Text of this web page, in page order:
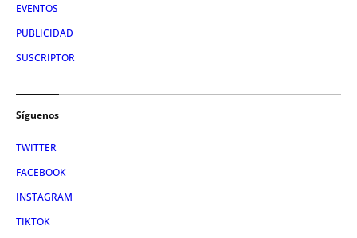
EVENTOS
PUBLICIDAD
SUSCRIPTOR
Síguenos
TWITTER
FACEBOOK
INSTAGRAM
TIKTOK